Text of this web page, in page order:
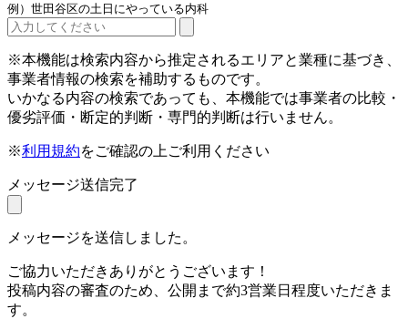
例）世田谷区の土日にやっている内科
※本機能は検索内容から推定されるエリアと業種に基づき、
事業者情報の検索を補助するものです。
いかなる内容の検索であっても、本機能では事業者の比較・
優劣評価・断定的判断・専門的判断は行いません。
※利用規約をご確認の上ご利用ください
メッセージ送信完了
メッセージを送信しました。
ご協力いただきありがとうございます！
投稿内容の審査のため、公開まで約3営業日程度いただきま
す。